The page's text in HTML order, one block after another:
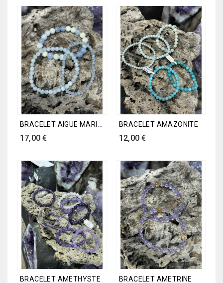
BRACELET AIGUE MARINE
Prix
17,00 €
BRACELET AMAZONITE
Prix
12,00 €
BRACELET AMETHYSTE BRACELET AMETRINE